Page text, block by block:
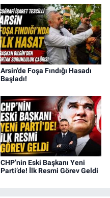
Arsin’de Foşa Fındığı Hasadı
Başladı!
CHP’nin Eski Başkanı Yeni
Parti’de! İlk Resmi Görev Geldi